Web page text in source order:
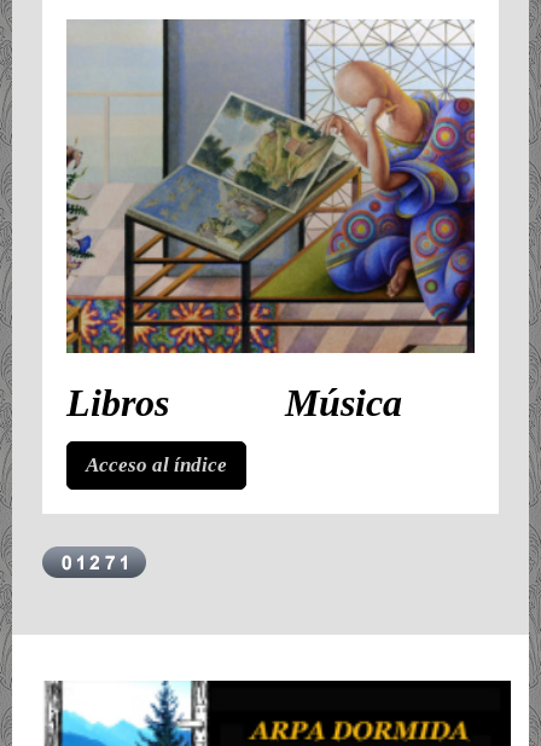
Libros Música
Acceso al índice